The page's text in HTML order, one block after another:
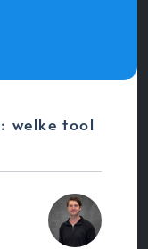
welke tool